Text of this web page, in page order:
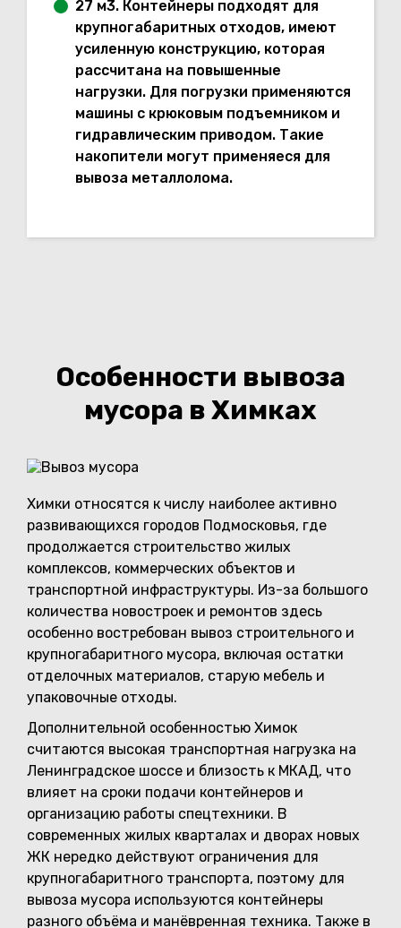
27 м3. Контейнеры подходят для
крупногабаритных отходов, имеют
усиленную конструкцию, которая
рассчитана на повышенные
нагрузки. Для погрузки применяются
машины с крюковым подъемником и
гидравлическим приводом. Такие
накопители могут применяеся для
вывоза металлолома.
Особенности вывоза
мусора в Химках
Химки относятся к числу наиболее активно
развивающихся городов Подмосковья, где
продолжается строительство жилых
комплексов, коммерческих объектов и
транспортной инфраструктуры. Из-за большого
количества новостроек и ремонтов здесь
особенно востребован вывоз строительного и
крупногабаритного мусора, включая остатки
отделочных материалов, старую мебель и
упаковочные отходы.
Дополнительной особенностью Химок
считаются высокая транспортная нагрузка на
Ленинградское шоссе и близость к МКАД, что
влияет на сроки подачи контейнеров и
организацию работы спецтехники. В
современных жилых кварталах и дворах новых
ЖК нередко действуют ограничения для
крупногабаритного транспорта, поэтому для
вывоза мусора используются контейнеры
разного объёма и манёвренная техника. Также в